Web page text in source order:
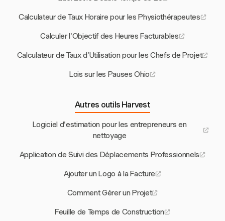
Calculateur de Taux Horaire pour les Physiothérapeutes
Calculer l'Objectif des Heures Facturables
Calculateur de Taux d'Utilisation pour les Chefs de Projet
Lois sur les Pauses Ohio
Autres outils Harvest
Logiciel d'estimation pour les entrepreneurs en
nettoyage
Application de Suivi des Déplacements Professionnels
Ajouter un Logo à la Facture
Comment Gérer un Projet
Feuille de Temps de Construction